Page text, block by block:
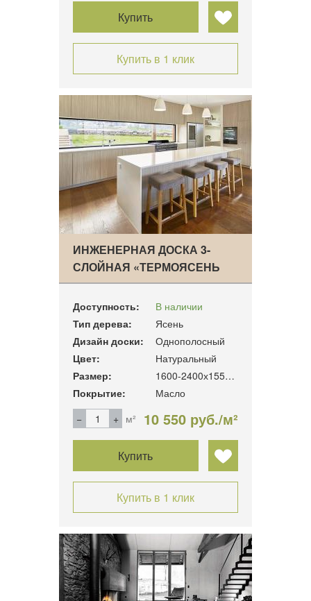
Купить
Купить в 1 клик
ИНЖЕНЕРНАЯ ДОСКА 3-
СЛОЙНАЯ «ТЕРМОЯСЕНЬ
КЛА…
Доступность:
В наличии
Тип дерева:
Ясень
Дизайн доски:
Однополосный
Цвет:
Натуральный
Размер:
1600-2400х155х16 мм.
Покрытие:
Масло
м²
10 550 руб./м²
Купить
Купить в 1 клик